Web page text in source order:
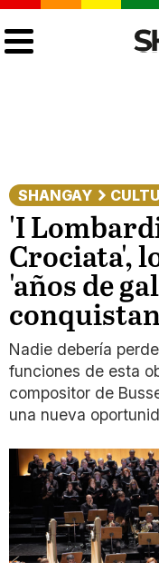
SHANGAY
'I
Crociata',
'años de
Nadie debería
funciones de esta
compositor de
una nueva